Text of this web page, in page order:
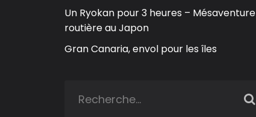
Un Ryokan pour 3 heures – Mésaventure
routière au Japon
Gran Canaria, envol pour les îles